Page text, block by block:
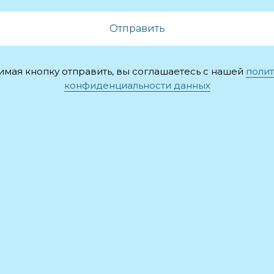
Отправить
кнопку отправить, вы соглашаетесь с нашей
конфиденциальности данных